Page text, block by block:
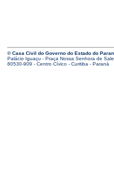
© Casa Civil do Governo do Estado do
Palácio Iguaçu - Praça Nossa Senhora de
80530-909 - Centro Cívico - Curitiba - Paraná